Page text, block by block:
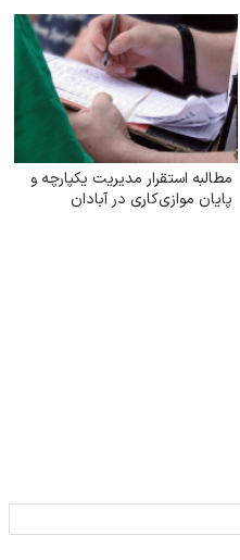
مطالبه استقرار مدیریت یکپارچه و
پایان موازی‌کاری در آبادان